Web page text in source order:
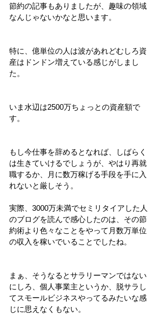
節約の記事もありましたが、趣味の領域
なんじゃないかなと思います。
特に、億単位の人は波があれどむしろ資
産はドンドン増えている感じがしまし
た。
いま水辺は2500万ちょっとの資産額で
す。
もし今仕事を辞めるとなれば、しばらく
は生きていけるでしょうが、やはり再就
職するか、月に数万稼げる手段を手に入
れないと厳しそう。
実際、3000万未満でセミリタイアした人
のブログを読んで感心したのは、その節
約術より色々なことをやって月数万単位
の収入を稼いでいることでしたね。
まぁ、そうなるとサラリーマンではない
にしろ、個人事業主というか、脱サラし
てスモールビジネスやってるみたいな感
じに思えなくもない。